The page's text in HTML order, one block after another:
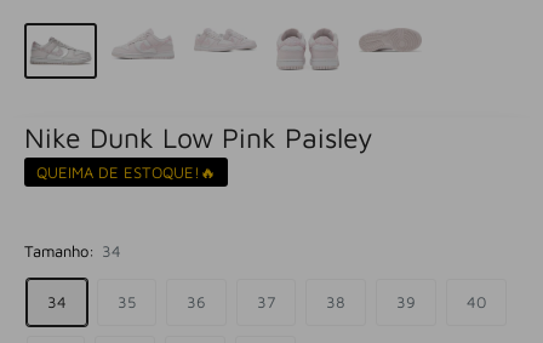
Nike Dunk Low Pink Paisley
QUEIMA DE ESTOQUE!🔥
Tamanho: 34
34 35 36 37 38 39 40